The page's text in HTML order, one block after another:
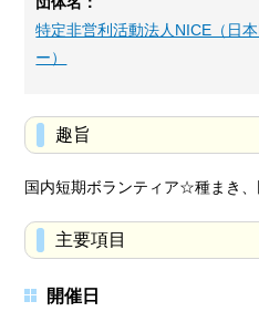
特定非営利活動法人NICE（日
ー）
趣旨
国内短期ボランティア☆種まき
主要項目
開催日